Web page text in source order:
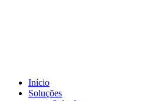
Início
Soluções